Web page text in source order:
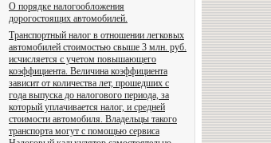
О порядке налогообложения
дорогостоящих автомобилей.
Транспортный налог в отношении легковых
автомобилей стоимостью свыше 3 млн. руб.
исчисляется с учетом повышающего
коэффициента. Величина коэффициента
зависит от количества лет, прошедших с
года выпуска до налогового периода, за
который уплачивается налог, и средней
стоимости автомобиля. Владельцы такого
транспорта могут с помощью сервиса